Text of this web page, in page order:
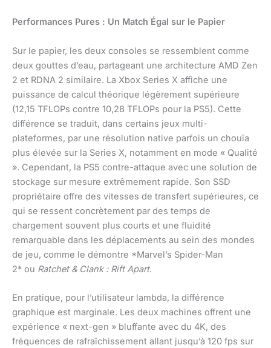
Performances Pures : Un Match Égal sur le Papier
Sur le papier, les deux consoles se ressemblent comme
deux gouttes d’eau, partageant une architecture AMD Zen
2 et RDNA 2 similaire. La Xbox Series X affiche une
puissance de calcul théorique légèrement supérieure
(12,15 TFLOPs contre 10,28 TFLOPs pour la PS5). Cette
différence se traduit, dans certains jeux multi-
plateformes, par une résolution native parfois un chouïa
plus élevée sur la Series X, notamment en mode « Qualité
». Cependant, la PS5 contre-attaque avec une solution de
stockage sur mesure extrêmement rapide. Son SSD
propriétaire offre des vitesses de transfert supérieures, ce
qui se ressent concrètement par des temps de
chargement souvent plus courts et une fluidité
remarquable dans les déplacements au sein des mondes
de jeu, comme le démontre *Marvel’s Spider-Man
2* ou Ratchet & Clank : Rift Apart.
En pratique, pour l’utilisateur lambda, la différence
graphique est marginale. Les deux machines offrent une
expérience « next-gen » bluffante avec du 4K, des
fréquences de rafraîchissement allant jusqu’à 120 fps sur